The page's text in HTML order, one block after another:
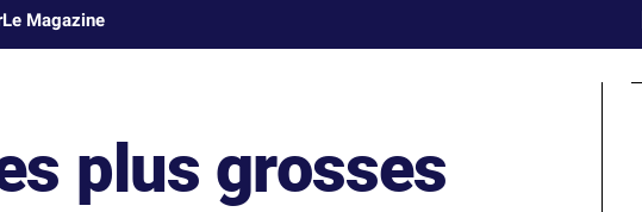
Le Magazine
plus grosses